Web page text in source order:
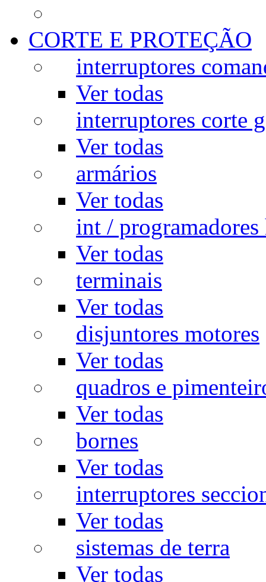
CORTE E PROTEÇÃO
interruptores
Ver todas
interruptores corte
Ver todas
armários
Ver todas
int / programadores
Ver todas
terminais
Ver todas
disjuntores motores
Ver todas
quadros e
Ver todas
bornes
Ver todas
interruptores
Ver todas
sistemas de terra
Ver todas